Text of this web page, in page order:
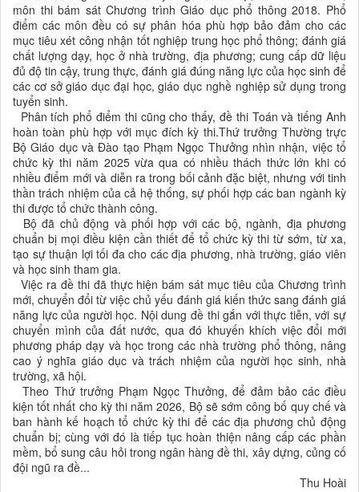
môn thi bám sát Chương trình Giáo dục phổ thông 2018. Phổ
điểm các môn đều có sự phân hóa phù hợp bảo đảm cho các
mục tiêu xét công nhận tốt nghiệp trung học phổ thông; đánh giá
chất lượng dạy, học ở nhà trường, địa phương; cung cấp dữ liệu
đủ độ tin cậy, trung thực, đánh giá đúng năng lực của học sinh để
các cơ sở giáo dục đại học, giáo dục nghề nghiệp sử dụng trong
tuyển sinh.
Phân tích phổ điểm thi cũng cho thấy, đề thi Toán và tiếng Anh
hoàn toàn phù hợp với mục đích kỳ thi.Thứ trưởng Thường trực
Bộ Giáo dục và Đào tạo Phạm Ngọc Thưởng nhìn nhận, việc tổ
chức kỳ thi năm 2025 vừa qua có nhiều thách thức lớn khi có
nhiều điểm mới và diễn ra trong bối cảnh đặc biệt, nhưng với tinh
thần trách nhiệm của cả hệ thống, sự phối hợp các ban ngành kỳ
thi được tổ chức thành công.
Bộ đã chủ động và phối hợp với các bộ, ngành, địa phương
chuẩn bị mọi điều kiện cần thiết để tổ chức kỳ thi từ sớm, từ xa,
tạo sự thuận lợi tối đa cho các địa phương, nhà trường, giáo viên
và học sinh tham gia.
Việc ra đề thi đã thực hiện bám sát mục tiêu của Chương trình
mới, chuyển đổi từ việc chủ yếu đánh giá kiến thức sang đánh giá
năng lực của người học. Nội dung đề thi gắn với thực tiễn, với sự
chuyển mình của đất nước, qua đó khuyến khích việc đổi mới
phương pháp dạy và học trong các nhà trường phổ thông, nâng
cao ý nghĩa giáo dục và trách nhiệm của người học sinh, nhà
trường, xã hội.
Theo Thứ trưởng Phạm Ngọc Thưởng, để đảm bảo các điều
kiện tốt nhất cho kỳ thi năm 2026, Bộ sẽ sớm công bố quy chế và
ban hành kế hoạch tổ chức kỳ thi để các địa phương chủ động
chuẩn bị; cùng với đó là tiếp tục hoàn thiện nâng cấp các phần
mềm, bổ sung câu hỏi trong ngân hàng đề thi, xây dựng, củng cố
đội ngũ ra đề...
Thu Hoài